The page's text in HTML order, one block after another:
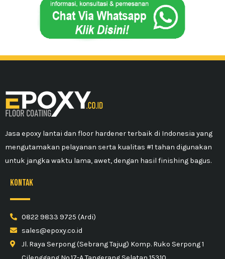
Jasa epoxy lantai dan floor hardener terbaik di Indonesia yang
mengutamakan pelayanan serta kualitas #1 tahan digunakan
untuk jangka waktu lama, awet, dengan hasil finishing bagus.
kontak
0822 9833 9725 (Ardi)
sales@epoxy.co.id
Jl. Raya Serpong (Sebrang Tajug) Komp. Ruko Serpong 1